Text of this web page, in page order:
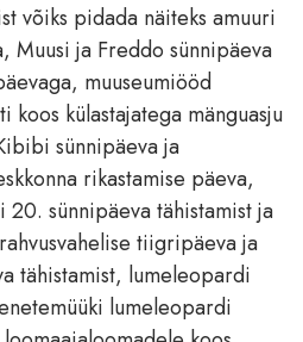
võiks pidada näiteks amuuri
Muusi ja Freddo sünnipäeva
muuseumiööd
koos külastajatega mänguasju
sünnipäeva ja
rikastamise päeva,
sünnipäeva tähistamist ja
tiigripäeva ja
tähistamist, lumeleopardi
lumeleopardi